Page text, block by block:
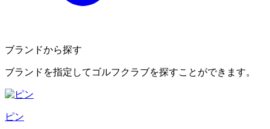
ブランドから探す
ブランドを指定してゴルフクラブを探すことができます。
ピン